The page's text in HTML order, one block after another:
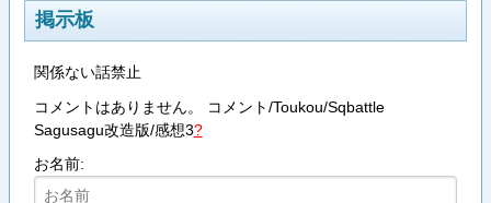
掲示板
関係ない話禁止
コメントはありません。
コメント/Toukou/Sqbattle
Sagusagu改造版/感想3?
お名前: